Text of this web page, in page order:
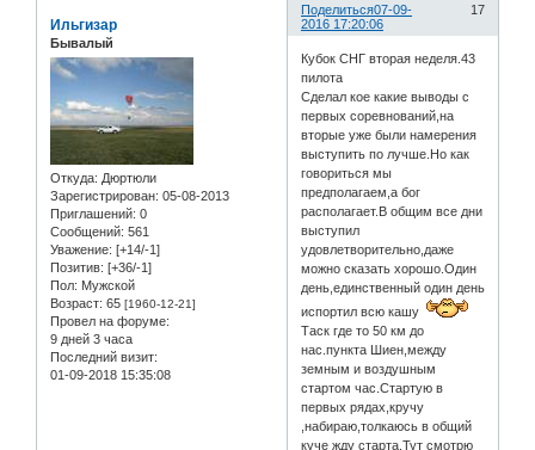
Поделиться 17
07-09-
2016 17:20:06
Ильгизар
Бывалый
Откуда: Дюртюли
Зарегистрирован: 05-08-2013
Приглашений: 0
Сообщений: 561
Уважение: [+14/-1]
Позитив: [+36/-1]
Пол: Мужской
Возраст: 65 [1960-12-21]
Провел на форуме:
9 дней 3 часа
Последний визит:
01-09-2018 15:35:08
Кубок СНГ вторая неделя.43
пилота
Сделал кое какие выводы с
первых соревнований,на
вторые уже были намерения
выступить по лучше.Но как
говориться мы
предполагаем,а бог
располагает.В общим все дни
выступил
удовлетворительно,даже
можно сказать хорошо.Один
день,единственный один день
испортил всю кашу
Таск где то 50 км до
нас.пункта Шиен,между
земным и воздушным
стартом час.Стартую в
первых рядах,кручу
,набираю,толкаюсь в общий
куче жду старта.Тут смотрю